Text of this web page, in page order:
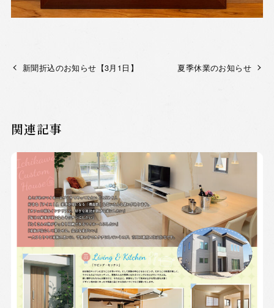
新聞折込のお知らせ【3月1日】 夏季休業のお知らせ
関連記事